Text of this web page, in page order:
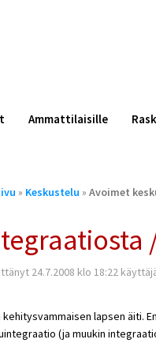
Ammattilaisille
» Keskustelu » Avoimet
24.7.2008 klo 18:22
kehitysvammaisen lapsen äiti.
(ja muukin